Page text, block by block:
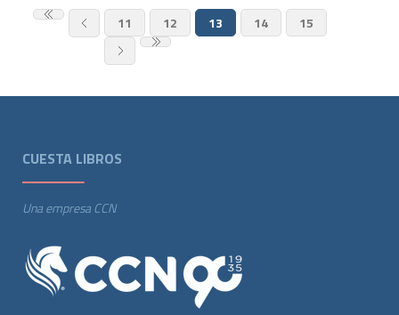
11 12 13 14 15
CUESTA LIBROS
Una empresa CCN